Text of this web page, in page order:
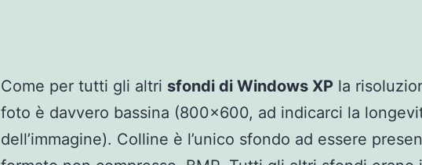
Come per tutti gli altri sfondi di Windows XP la
foto è davvero bassina (800×600, ad indicarci la
dell’immagine). Colline è l’unico sfondo ad essere